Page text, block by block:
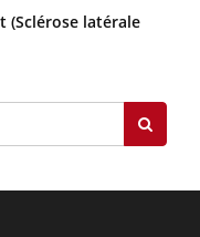
(Sclérose latérale